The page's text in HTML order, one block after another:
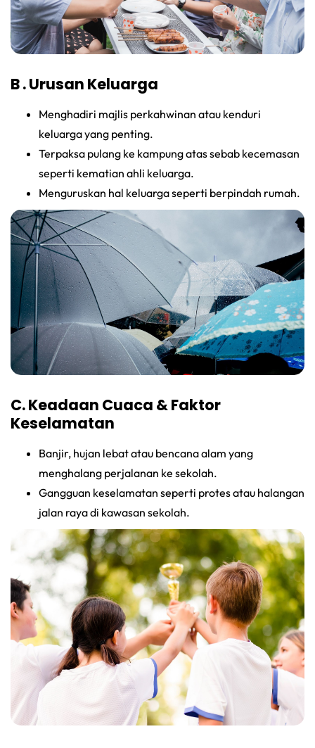
B . Urusan Keluarga
Menghadiri majlis perkahwinan atau kenduri
keluarga yang penting.
Terpaksa pulang ke kampung atas sebab kecemasan
seperti kematian ahli keluarga.
Menguruskan hal keluarga seperti berpindah rumah.
C. Keadaan Cuaca & Faktor
Keselamatan
Banjir, hujan lebat atau bencana alam yang
menghalang perjalanan ke sekolah.
Gangguan keselamatan seperti protes atau halangan
jalan raya di kawasan sekolah.